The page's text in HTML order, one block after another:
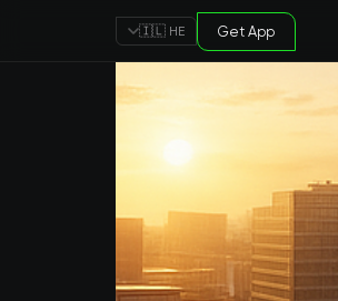
🇮🇱 HE Get App